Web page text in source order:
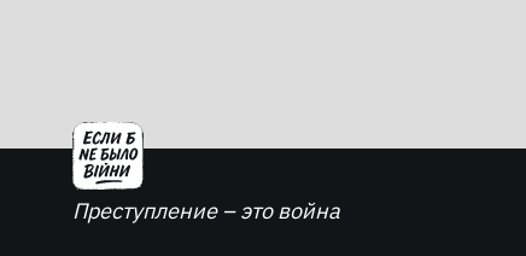
Преступление – это война